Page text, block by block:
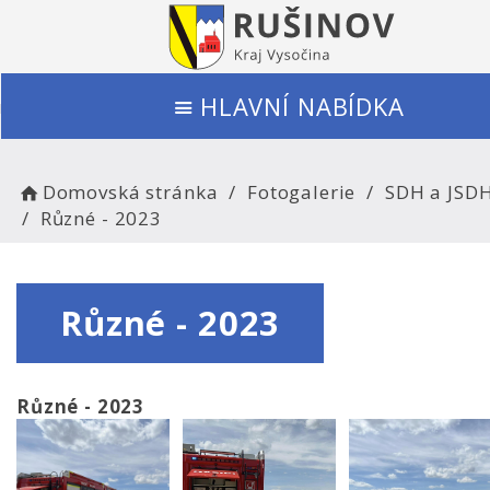
HLAVNÍ NABÍDKA
Domovská stránka Fotogalerie
SDH a
Různé - 2023
Různé - 2023
Různé - 2023